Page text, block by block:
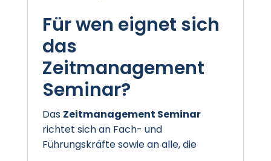
Für wen eignet sich
das
Zeitmanagement
Seminar?
Das Zeitmanagement Seminar
richtet sich an Fach- und
Führungskräfte sowie an alle, die